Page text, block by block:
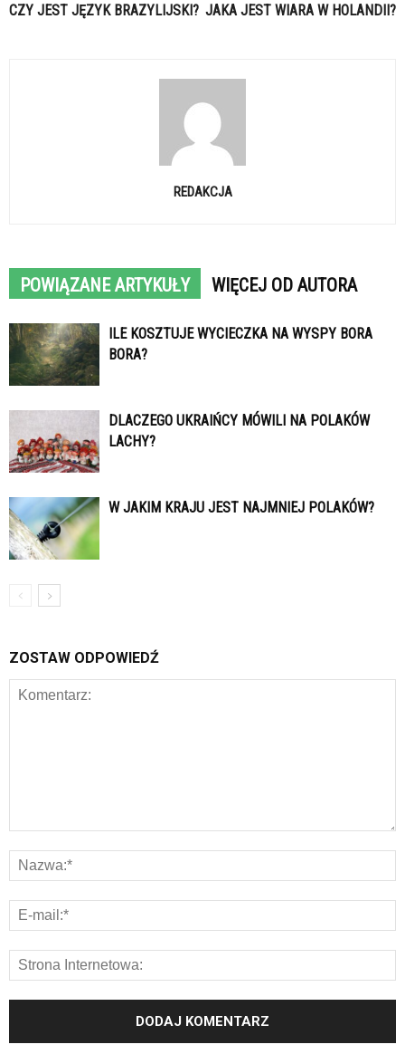
CZY JEST JĘZYK BRAZYLIJSKI? JAKA JEST WIARA W HOLANDII?
REDAKCJA
POWIĄZANE ARTYKUŁY WIĘCEJ OD AUTORA
ILE KOSZTUJE WYCIECZKA NA WYSPY BORA
BORA?
DLACZEGO UKRAIŃCY MÓWILI NA POLAKÓW
LACHY?
W JAKIM KRAJU JEST NAJMNIEJ POLAKÓW?
ZOSTAW ODPOWIEDŹ